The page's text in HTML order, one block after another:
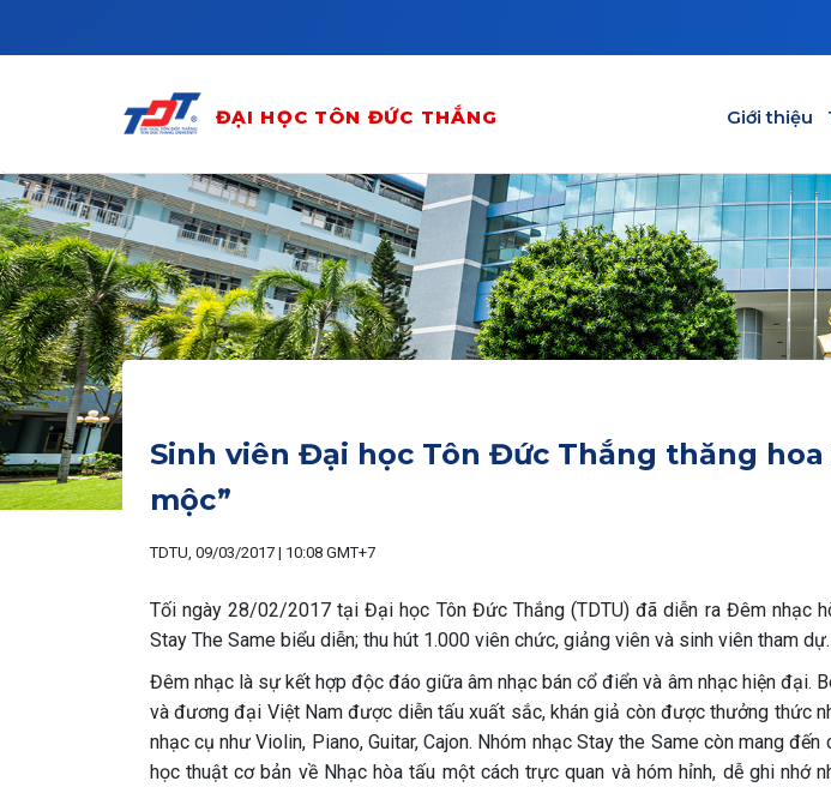
ĐẠI HỌC TÔN ĐỨC THẮNG Giới thiệu
Sinh viên Đại học Tôn Đức Thắng thăng hoa
mộc”
TDTU, 09/03/2017 | 10:08 GMT+7
Tối ngày 28/02/2017 tại Đại học Tôn Đức Thắng (TDTU) đã diễn ra Đêm nhạc
Stay The Same biểu diễn; thu hút 1.000 viên chức, giảng viên và sinh viên tham dự.
Đêm nhạc là sự kết hợp độc đáo giữa âm nhạc bán cổ điển và âm nhạc hiện đại.
và đương đại Việt Nam được diễn tấu xuất sắc, khán giả còn được thưởng thức
nhạc cụ như Violin, Piano, Guitar, Cajon. Nhóm nhạc Stay the Same còn mang
học thuật cơ bản về Nhạc hòa tấu một cách trực quan và hóm hỉnh, dễ ghi nhớ